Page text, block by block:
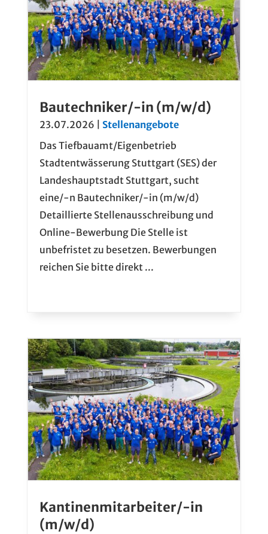
Bautechniker/-in (m/w/d)
23.07.2026
Stellenangebote
Das Tiefbauamt/Eigenbetrieb
Stadtentwässerung Stuttgart (SES) der
Landeshauptstadt Stuttgart, sucht
eine/-n Bautechniker/-in (m/w/d)
Detaillierte Stellenausschreibung und
Online-Bewerbung Die Stelle ist
unbefristet zu besetzen. Bewerbungen
reichen Sie bitte direkt ...
Kantinenmitarbeiter/-in
(m/w/d)